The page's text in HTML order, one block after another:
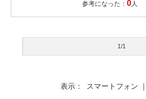
参考になった：0 人
1/1
表示： スマートフォン ｜